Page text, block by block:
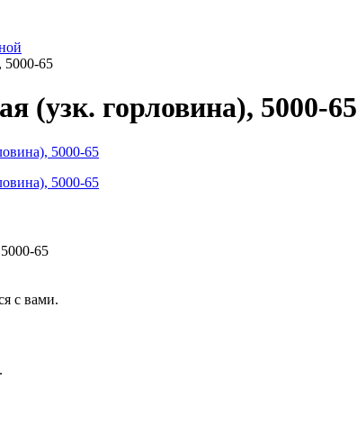
5000-65
(узк. горловина), 5000-65
65
с вами.